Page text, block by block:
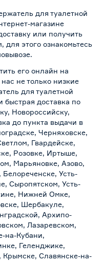
для туалетной
магазине
или получить
для этого ознакомьтесь
.
его онлайн на
не только низкие
для туалетной
доставка по
Новороссийску,
до пункта выдачи в
Черняховске,
Гвардейске,
Розовке, Иртыше,
Марьяновке, Азово,
Усть-
Сыропятском, Усть-
Нижней Омке,
Шербакуле,
Архипо-
Лазаревском,
на-Кубани,
Геленджике,
Славянске-на-